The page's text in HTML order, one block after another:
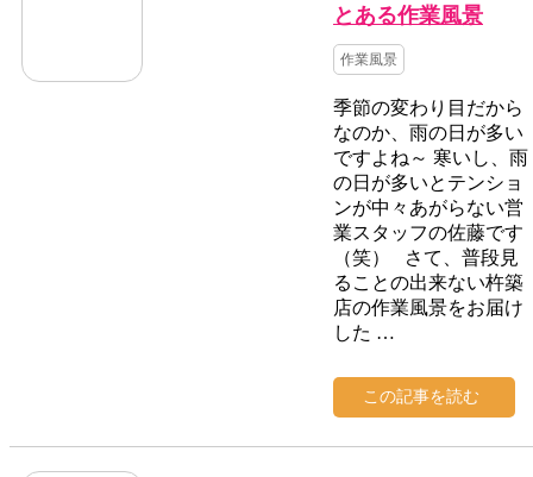
とある作業風景
作業風景
季節の変わり目だから
なのか、雨の日が多い
ですよね～ 寒いし、雨
の日が多いとテンショ
ンが中々あがらない営
業スタッフの佐藤です
（笑） さて、普段見
ることの出来ない杵築
店の作業風景をお届け
した …
この記事を読む